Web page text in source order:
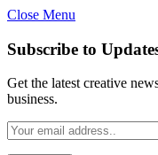
Close Menu
Subscribe to
Get the latest creative
business.